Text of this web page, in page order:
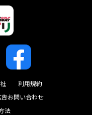
利用規約
告お問い合わせ
法